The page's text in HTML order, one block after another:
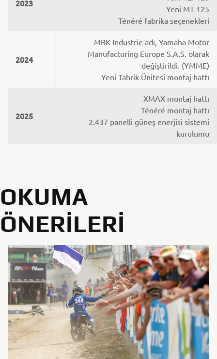
2023
Yeni MT-125
Ténéré fabrika seçenekleri
2024
MBK Industrie adı, Yamaha Motor
Manufacturing Europe S.A.S. olarak
değiştirildi. (YMME)
Yeni Tahrik Ünitesi montaj hattı
2025
XMAX montaj hattı
Ténéré montaj hattı
2.437 panelli güneş enerjisi sistemi
kurulumu
OKUMA
ÖNERILERI